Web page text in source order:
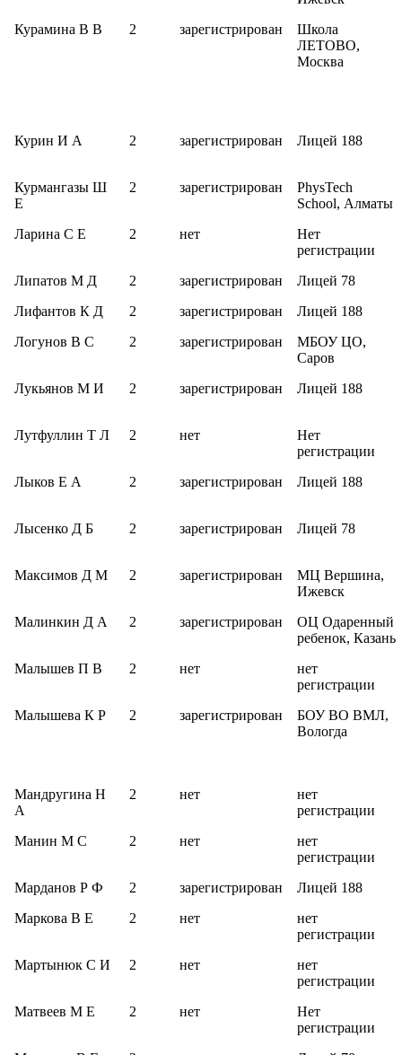
Курамина В В
2 зарегистрирован
Школа
ЛЕТОВО,
Москва
Курин И А 2 зарегистрирован Лицей 188
Курмангазы Ш
Е
2 зарегистрирован
PhysTech
School, Алматы
Ларина С Е
2 нет
Нет
регистрации
Липатов М Д
2 зарегистрирован
Лицей 78
Лифантов К Д
2 зарегистрирован
Лицей 188
Логунов В С
2 зарегистрирован
МБОУ ЦО,
Саров
Лукьянов М И
2 зарегистрирован Лицей 188
Лутфуллин Т Л 2 нет
Нет
регистрации
Лыков Е А
2 зарегистрирован Лицей 188
Лысенко Д Б 2 зарегистрирован Лицей 78
Максимов Д М 2 зарегистрирован
МЦ Вершина,
Ижевск
Малинкин Д А
2 зарегистрирован
ОЦ Одаренный
ребенок, Казань
Малышев П В
2 нет
нет
регистрации
Малышева К Р
2 зарегистрирован
БОУ ВО ВМЛ,
Вологда
Мандругина Н
А
2 нет
нет
регистрации
Манин М С
2 нет
нет
регистрации
Марданов Р Ф
2 зарегистрирован
Лицей 188
Маркова В Е
2 нет
нет
регистрации
Мартынюк С И
2 нет
нет
регистрации
Матвеев М Е
2 нет
Нет
регистрации